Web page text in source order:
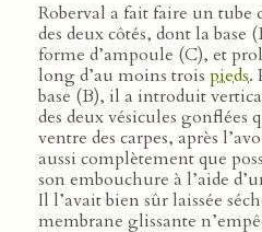
Roberval a fait faire un tube
des deux côtés, dont la base
forme d’ampoule (C), et
long d’au moins trois pieds.
base (B), il a introduit
des deux vésicules gonflées
ventre des carpes, après
aussi complètement que
son embouchure à l’aide
Il l’avait bien sûr laissée
membrane glissante